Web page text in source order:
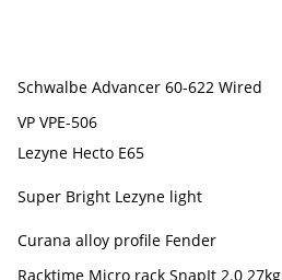
Schwalbe Advancer 60-622 Wired
VP VPE-506
Lezyne Hecto E65
Super Bright Lezyne light
Curana alloy profile Fender
Racktime Micro rack SnapIt 2.0 27kg